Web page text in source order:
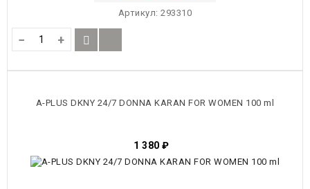
Артикул:293310
− +
A-PLUS DKNY 24/7 DONNA KARAN FOR WOMEN 100 ml
1 380 ₽